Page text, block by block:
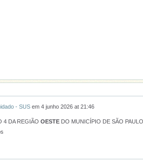
- SUS em 4 junho 2026 at 21:46
4 DA REGIÃO OESTE DO MUNICÍPIO DE SÃO PAULO